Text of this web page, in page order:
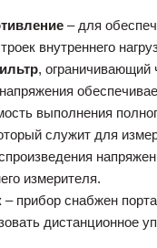
– для
внутреннего
, ограничивающий
выполнения
служит для
измерителя.
– прибор снабжен
дистанционное